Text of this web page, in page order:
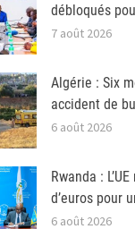
débloqués
7 août 2026
Algérie : Six
accident de
6 août 2026
Rwanda :
d’euros pour
6 août 2026